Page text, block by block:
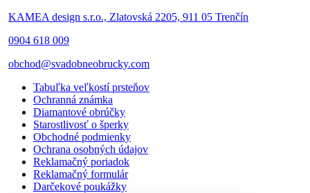
KAMEA design s.r.o., Zlatovská 2205, 911 05 Trenčín
0904 618 009
obchod@svadobneobrucky.com
Tabuľka veľkostí prsteňov
Ochranná známka
Diamantové obrúčky
Starostlivosť o šperky
Obchodné podmienky
Ochrana osobných údajov
Reklamačný poriadok
Reklamačný formulár
Darčekové poukážky